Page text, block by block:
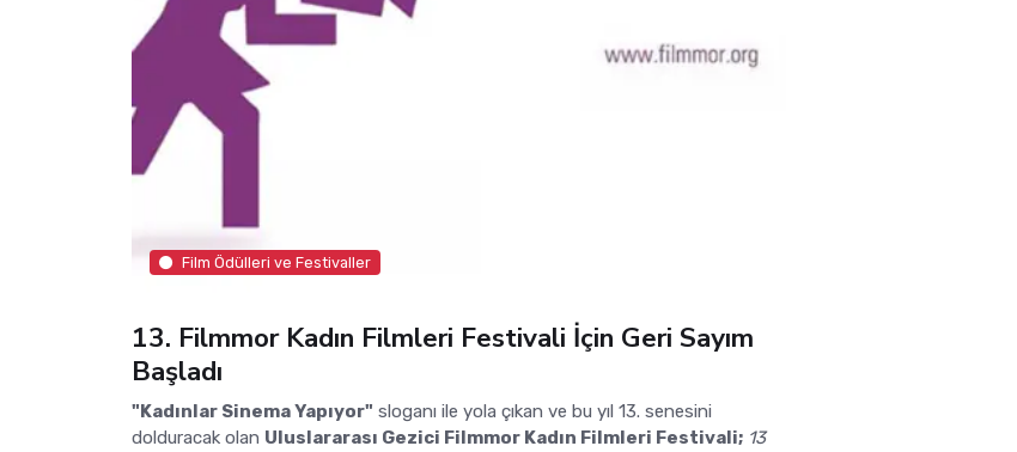
Film Ödülleri ve Festivaller
13. Filmmor Kadın Filmleri Festivali İçin Geri Sayım
Başladı
"Kadınlar Sinema Yapıyor" sloganı ile yola çıkan ve bu yıl 13. senesini
dolduracak olan Uluslararası Gezici Filmmor Kadın Filmleri Festivali; 13